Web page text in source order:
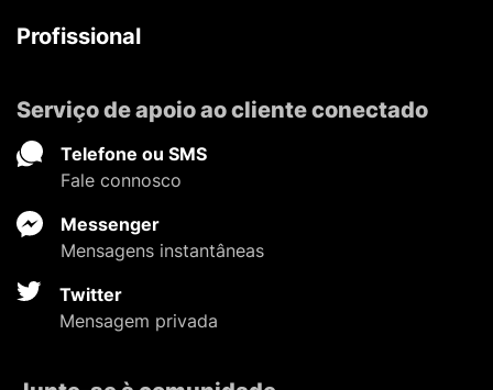
Profissional
Serviço de apoio ao cliente conectado
Telefone ou SMS
Fale connosco
Messenger
Mensagens instantâneas
Twitter
Mensagem privada